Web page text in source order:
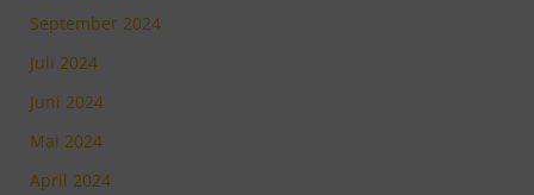
September 2024
Juli 2024
Juni 2024
Mai 2024
April 2024